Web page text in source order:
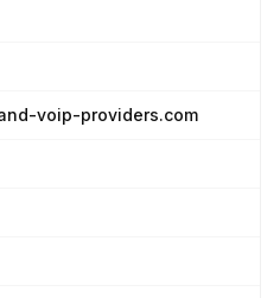
voip-providers.com